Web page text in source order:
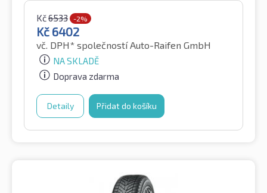
Kč6533 -2%
Kč 6402
vč. DPH* společností Auto-Raifen GmbH
NA SKLADĚ
Doprava zdarma
Detaily Přidat do košíku